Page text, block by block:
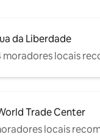
da Liberdade
moradores locais
Trade Center
locais